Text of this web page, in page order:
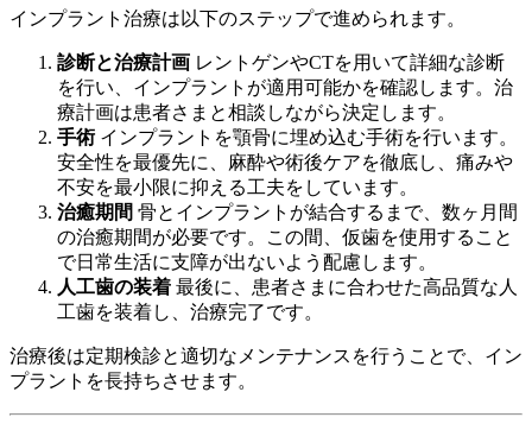
インプラント治療は以下のステップで進められます。
診断と治療計画 レントゲンやCTを用いて詳細な診断
を行い、インプラントが適用可能かを確認します。治
療計画は患者さまと相談しながら決定します。
手術インプラントを顎骨に埋め込む手術を行います。
安全性を最優先に、麻酔や術後ケアを徹底し、痛みや
不安を最小限に抑える工夫をしています。
治癒期間 骨とインプラントが結合するまで、数ヶ月間
の治癒期間が必要です。この間、仮歯を使用すること
で日常生活に支障が出ないよう配慮します。
人工歯の装着 最後に、患者さまに合わせた高品質な人
工歯を装着し、治療完了です。
治療後は定期検診と適切なメンテナンスを行うことで、イン
プラントを長持ちさせます。